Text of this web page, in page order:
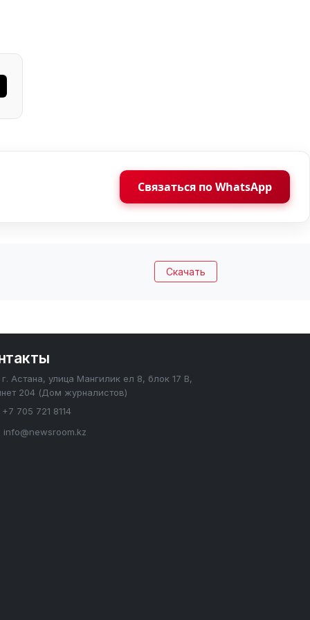
Связаться по WhatsApp
Скачать
г. Астана, улица Мангилик ел 8, блок 17 В,
204 (Дом журналистов)
+7 705 721 8114
info@newsroom.kz